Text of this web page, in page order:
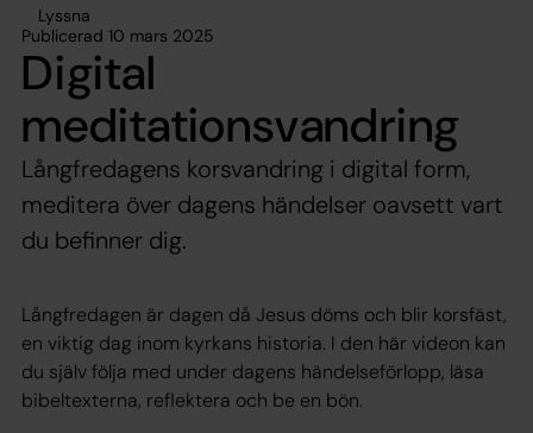
Lyssna
Publicerad 10 mars 2025
Digital
meditationsvandring
Långfredagens korsvandring i digital form,
meditera över dagens händelser oavsett vart
du befinner dig.
Långfredagen är dagen då Jesus döms och blir korsfäst,
en viktig dag inom kyrkans historia. I den här videon kan
du själv följa med under dagens händelseförlopp, läsa
bibeltexterna, reflektera och be en bön.